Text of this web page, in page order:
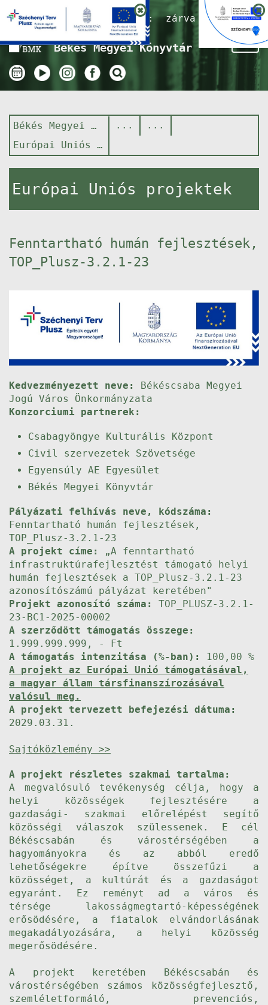
Nyitvatartás ma:zárva
Békés Megyei Könyvtár
Békés Megyei Könyvtár
Európai Uniós projektek
Európai Uniós projektek
Fenntartható humán fejlesztések,
TOP_Plusz-3.2.1-23
Kedvezményezett neve:
Békéscsaba Megyei
Jogú Város Önkormányzata
Konzorciumi partnerek:
Csabagyöngye Kulturális Központ
Civil szervezetek Szövetsége
Egyensúly AE Egyesület
Békés Megyei Könyvtár
Pályázati felhívás neve, kódszáma:
Fenntartható humán fejlesztések,
TOP_Plusz-3.2.1-23
A projekt címe:
„A fenntartható
infrastruktúrafejlesztést támogató helyi
humán fejlesztések a TOP_Plusz-3.2.1-23
azonosítószámú pályázat keretében"
Projekt azonosító száma:
TOP_PLUSZ-3.2.1-
23-BC1-2025-00002
A szerződött támogatás összege:
1.999.999.999, - Ft
A támogatás intenzitása (%-ban):
100,00 %
A projekt az Európai Unió támogatásával,
a magyar állam társfinanszírozásával
valósul meg.
A projekt tervezett befejezési dátuma:
2029.03.31.
Sajtóközlemény >>
A projekt részletes szakmai tartalma:
A megvalósuló tevékenység célja, hogy a
helyi közösségek fejlesztésére a
gazdasági- szakmai előrelépést segítő
közösségi válaszok szülessenek. E cél
Békéscsabán és várostérségében a
hagyományokra és az abból eredő
lehetőségekre építve összefűzi a
közösséget, a kultúrát és a gazdaságot
egyaránt. Ez reményt ad a város és
térsége lakosságmegtartó-képességének
erősödésére, a fiatalok elvándorlásának
megakadályozására, a helyi közösség
megerősödésére.
A projekt keretében Békéscsabán és
várostérségében számos közösségfejlesztő,
szemléletformáló, prevenciós,